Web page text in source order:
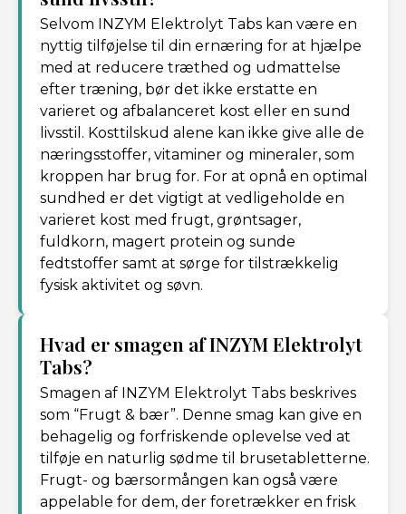
Selvom INZYM Elektrolyt Tabs kan være en
nyttig tilføjelse til din ernæring for at hjælpe
med at reducere træthed og udmattelse
efter træning, bør det ikke erstatte en
varieret og afbalanceret kost eller en sund
livsstil. Kosttilskud alene kan ikke give alle de
næringsstoffer, vitaminer og mineraler, som
kroppen har brug for. For at opnå en optimal
sundhed er det vigtigt at vedligeholde en
varieret kost med frugt, grøntsager,
fuldkorn, magert protein og sunde
fedtstoffer samt at sørge for tilstrækkelig
fysisk aktivitet og søvn.
Hvad er smagen af INZYM Elektrolyt
Tabs?
Smagen af INZYM Elektrolyt Tabs beskrives
som “Frugt & bær”. Denne smag kan give en
behagelig og forfriskende oplevelse ved at
tilføje en naturlig sødme til brusetabletterne.
Frugt- og bærsormången kan også være
appelable for dem, der foretrækker en frisk